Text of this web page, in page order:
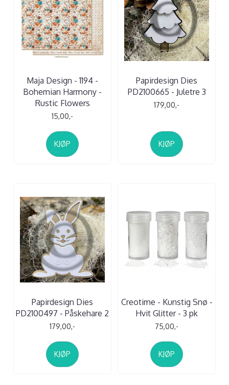
Maja Design - 1194 -
Bohemian Harmony -
Rustic Flowers
15,00,-
KJØP
Papirdesign Dies
PD2100665 - Juletre 3
179,00,-
KJØP
Papirdesign Dies
PD2100497 - Påskehare 2
179,00,-
KJØP
Creotime - Kunstig Snø -
Hvit Glitter - 3 pk
75,00,-
KJØP